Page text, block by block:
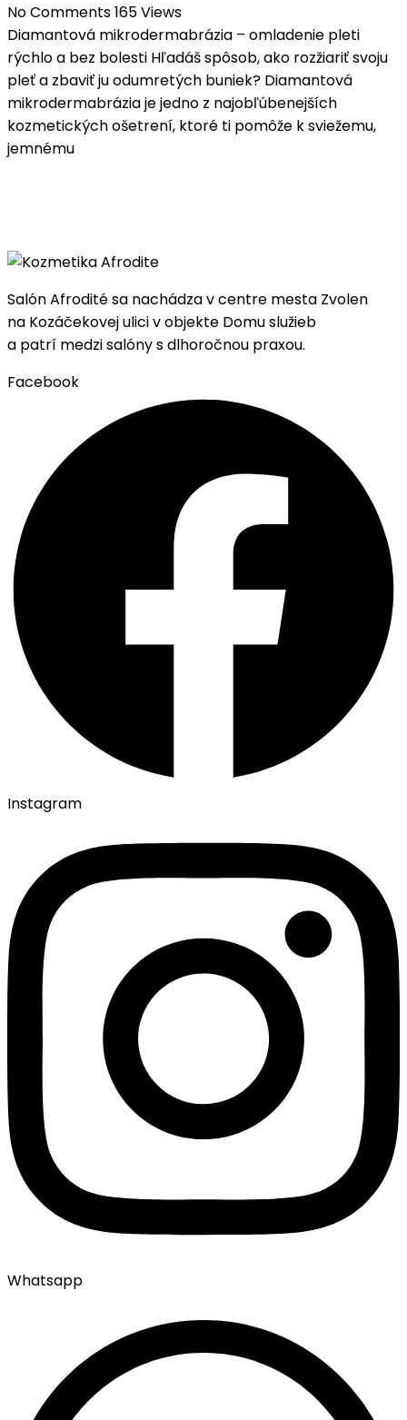
No Comments165Views
Diamantová mikrodermabrázia – omladenie pleti
rýchlo a bez bolesti Hľadáš spôsob, ako rozžiariť svoju
pleť a zbaviť ju odumretých buniek? Diamantová
mikrodermabrázia je jedno z najobľúbenejších
kozmetických ošetrení, ktoré ti pomôže k sviežemu,
jemnému
Salón Afrodité sa nachádzav centre mesta Zvolen
na Kozáčekovej ulici v objekte Domu služieb
a patrí medzi salóny s dlhoročnou praxou.
Facebook
Instagram
Whatsapp